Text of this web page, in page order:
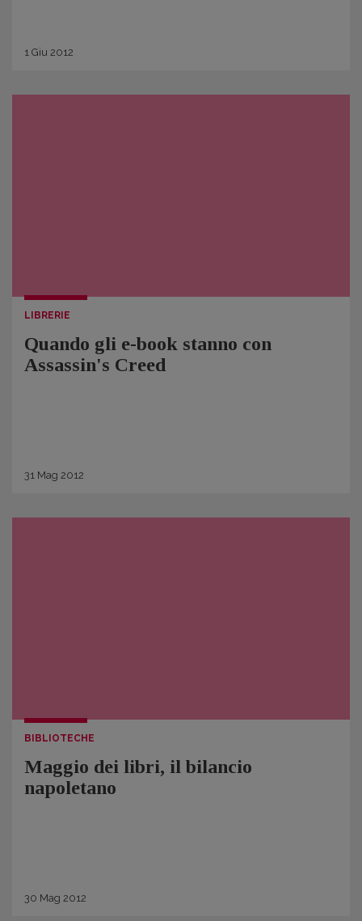
1 Giu 2012
LIBRERIE
Quando gli e-book stanno con
Assassin's Creed
31 Mag 2012
BIBLIOTECHE
Maggio dei libri, il bilancio
napoletano
30 Mag 2012